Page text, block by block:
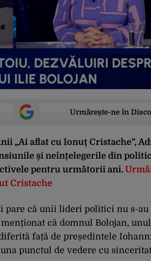
Urmărește-ne în
„Ai aflat cu Ionuț Cristache”,
și neînțelegerile din
pentru următorii ani.
Cristache
pare că unii lideri politici nu s-au
că domnul Bolojan,
față de președintele
punctul de vedere cu